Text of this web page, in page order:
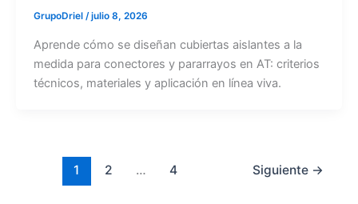
GrupoDriel /julio 8, 2026
Aprende cómo se diseñan cubiertas aislantes a la
medida para conectores y pararrayos en AT: criterios
técnicos, materiales y aplicación en línea viva.
1 2 … 4 Siguiente →